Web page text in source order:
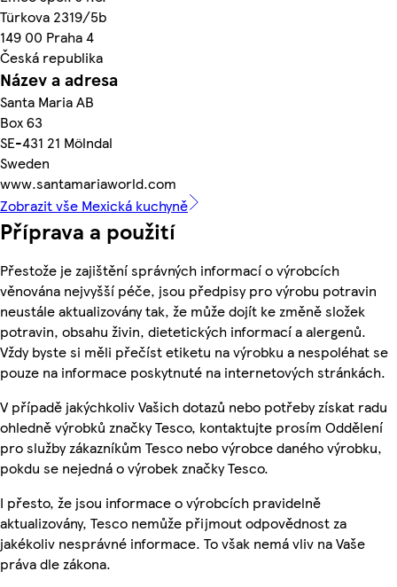
Türkova 2319/5b
149 00 Praha 4
Česká republika
Název a adresa
Santa Maria AB
Box 63
SE-431 21 Mölndal
Sweden
www.santamariaworld.com
Zobrazit vše Mexická kuchyně
Příprava a použití
Přestože je zajištění správných informací o výrobcích
věnována nejvyšší péče, jsou předpisy pro výrobu potravin
neustále aktualizovány tak, že může dojít ke změně složek
potravin, obsahu živin, dietetických informací a alergenů.
Vždy byste si měli přečíst etiketu na výrobku a nespoléhat se
pouze na informace poskytnuté na internetových stránkách.
V případě jakýchkoliv Vašich dotazů nebo potřeby získat radu
ohledně výrobků značky Tesco, kontaktujte prosím Oddělení
pro služby zákazníkům Tesco nebo výrobce daného výrobku,
pokdu se nejedná o výrobek značky Tesco.
I přesto, že jsou informace o výrobcích pravidelně
aktualizovány, Tesco nemůže přijmout odpovědnost za
jakékoliv nesprávné informace. To však nemá vliv na Vaše
práva dle zákona.